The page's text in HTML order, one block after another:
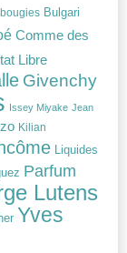
bougies Bulgari
Comme des
Libre
Givenchy
Issey Miyake Jean
Kilian
Liquides
Parfum
Lutens
Yves